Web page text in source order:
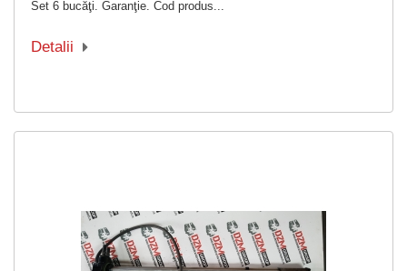
Set 6 bucăţi. Garanţie. Cod produs...
Detalii